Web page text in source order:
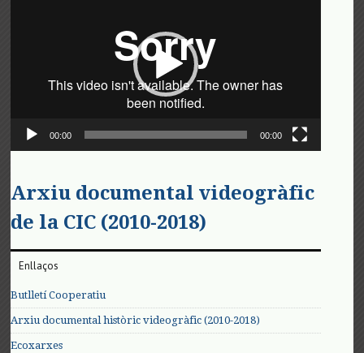
00:00 00:00
Arxiu documental videogràfic
de la CIC (2010-2018)
Enllaços
Butlletí Cooperatiu
Arxiu documental històric videogràfic (2010-2018)
Ecoxarxes